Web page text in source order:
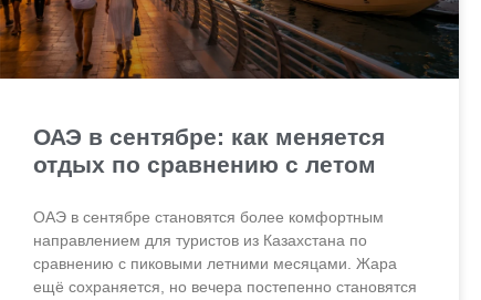
ОАЭ в сентябре: как меняется
отдых по сравнению с летом
ОАЭ в сентябре становятся более комфортным
направлением для туристов из Казахстана по
сравнению с пиковыми летними месяцами. Жара
ещё сохраняется, но вечера постепенно становятся